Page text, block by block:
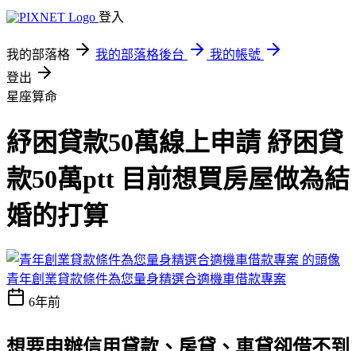
登入
我的部落格 我的部落格後台
我的帳號
登出
星座算命
紓困貸款50萬線上申請 紓困貸
款50萬ptt 目前想買房屋做為結
婚的打算
青年創業貸款條件為您量身精選合適機車借款專案
6年前